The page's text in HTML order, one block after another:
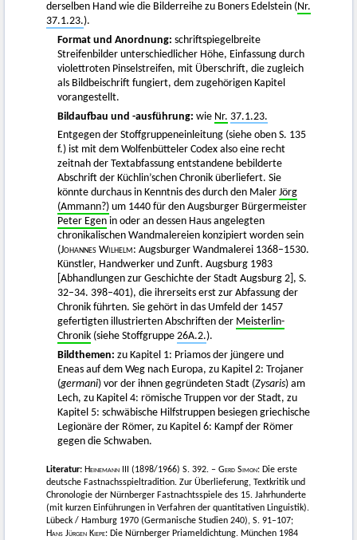
derselben Hand wie die Bilderreihe zu Boners Edelstein (Nr.
37.1.23.).
Format und Anordnung: schriftspiegelbreite
Streifenbilder unterschiedlicher Höhe, Einfassung durch
violettroten Pinselstreifen, mit Überschrift, die zugleich
als Bildbeischrift fungiert, dem zugehörigen Kapitel
vorangestellt.
Bildaufbau und -ausführung: wie Nr. 37.1.23.
Entgegen der Stoffgruppeneinleitung (siehe oben S. 135
f.) ist mit dem Wolfenbütteler Codex also eine recht
zeitnah der Textabfassung entstandene bebilderte
Abschrift der Küchlin’schen Chronik überliefert. Sie
könnte durchaus in Kenntnis des durch den Maler Jörg
(Ammann?) um 1440 für den Augsburger Bürgermeister
Peter Egen in oder an dessen Haus angelegten
chronikalischen Wandmalereien konzipiert worden sein
(Johannes Wilhelm: Augsburger Wandmalerei 1368–1530.
Künstler, Handwerker und Zunft. Augsburg 1983
[Abhandlungen zur Geschichte der Stadt Augsburg 2], S.
32–34. 398–401), die ihrerseits erst zur Abfassung der
Chronik führten. Sie gehört in das Umfeld der 1457
gefertigten illustrierten Abschriften der Meisterlin-
Chronik (siehe Stoffgruppe 26A.2.).
Bildthemen: zu Kapitel 1: Priamos der jüngere und
Eneas auf dem Weg nach Europa, zu Kapitel 2: Trojaner
(germani) vor der ihnen gegründeten Stadt (Zysaris) am
Lech, zu Kapitel 4: römische Truppen vor der Stadt, zu
Kapitel 5: schwäbische Hilfstruppen besiegen griechische
Legionäre der Römer, zu Kapitel 6: Kampf der Römer
gegen die Schwaben.
Literatur: Heinemann III (1898/1966) S. 392. – Gerd Simon: Die erste
deutsche Fastnachsspieltradition. Zur Überlieferung, Textkritik und
Chronologie der Nürnberger Fastnachtsspiele des 15. Jahrhunderte
(mit kurzen Einführungen in Verfahren der quantitativen Linguistik).
Lübeck / Hamburg 1970 (Germanische Studien 240), S. 91–107;
Hans Jürgen Kiepe: Die Nürnberger Priameldichtung. München 1984